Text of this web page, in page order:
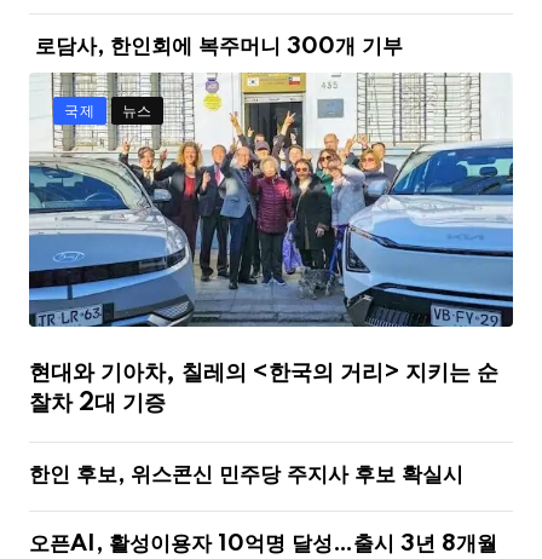
로담사, 한인회에 복주머니 300개 기부
국제 뉴스
현대와 기아차, 칠레의 <한국의 거리> 지키는 순
찰차 2대 기증
한인 후보, 위스콘신 민주당 주지사 후보 확실시
오픈AI, 활성이용자 10억명 달성…출시 3년 8개월